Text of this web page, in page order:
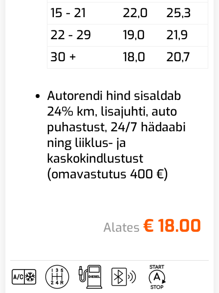
15 - 21
22,0
25,3
22 - 29
19,0
21,9
30 +
18,0 20,7
Autorendi hind sisaldab
24% km, lisajuhti, auto
puhastust, 24/7 hädaabi
ning liiklus- ja
kaskokindlustust
(omavastutus 400 €)
Alates € 18.00